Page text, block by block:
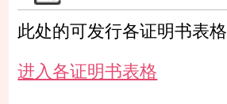
此处的可发行各证明书表格
进入各证明书表格